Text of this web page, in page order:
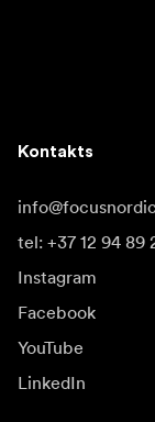
Kontakts
tel: +37 12 94 89
Instagram
Facebook
YouTube
LinkedIn